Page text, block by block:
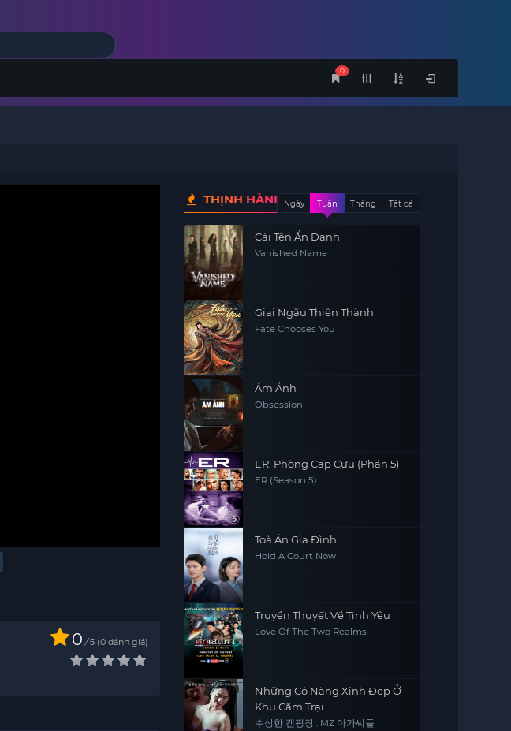
0
0 / 5 0đánh giá
THỊNH HÀNHNgày Tuần Tháng Tất cả
Cái Tên Ẩn Danh
Vanished Name
Giai Ngẫu Thiên Thành
Fate Chooses You
Ám Ảnh
Obsession
ER: Phòng Cấp Cứu (Phần 5)
ER (Season 5)
Toà Án Gia Đình
Hold A Court Now
Truyền Thuyết Về Tình Yêu
Love Of The Two Realms
Những Cô Nàng Xinh Đẹp Ở
Khu Cắm Trại
수상한 캠핑장 : MZ 아가씨들